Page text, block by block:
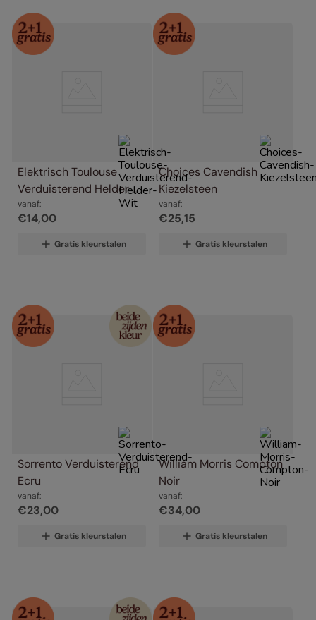
Elektrisch Toulouse
Verduisterend Helder
Wit
vanaf:
€14,00
Gratis kleurstalen
Choices Cavendish
Kiezelsteen
vanaf:
€25,15
Gratis kleurstalen
Sorrento Verduisterend
Ecru
vanaf:
€23,00
Gratis kleurstalen
William Morris Compton
Noir
vanaf:
€34,00
Gratis kleurstalen